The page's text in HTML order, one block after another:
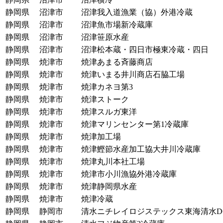
静岡県
沼津市
沼津我入道漁業（協）外港冷蔵
静岡県
沼津市
沼津魚市場新冷蔵庫
静岡県
沼津市
沼津笹原水産
静岡県
沼津市
沼津松本蔵・四日市極東冷蔵・四日
静岡県
焼津市
焼津あまる斉藤商店
静岡県
焼津市
焼津いまる井川商店石脇工場
静岡県
焼津市
焼津カネヨ第3
静岡県
焼津市
焼津ストーク
静岡県
焼津市
焼津スルガ東洋
静岡県
焼津市
焼津マリンセンター第1冷蔵庫
静岡県
焼津市
焼津加工場
静岡県
焼津市
焼津鰹節水産加工協大井川冷蔵庫
静岡県
焼津市
焼津丸川本社工場
静岡県
焼津市
焼津市小川漁協外港冷蔵庫
静岡県
焼津市
焼津静岡県水産
静岡県
焼津市
焼津冷蔵
静岡県
静岡市
清水ニチレイロジステックス東海清水